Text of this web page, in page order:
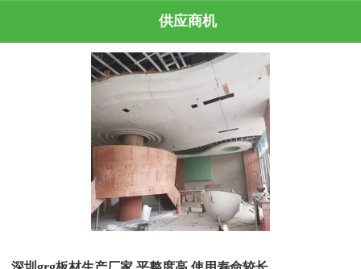
供应商机